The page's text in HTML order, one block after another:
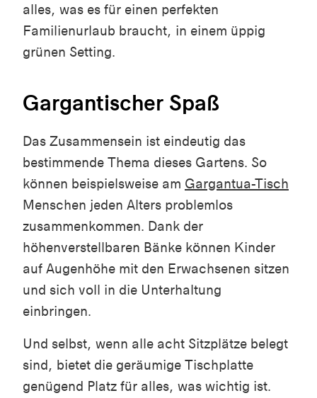
alles, was es für einen perfekten
Familienurlaub braucht, in einem üppig
grünen Setting.
Gargantischer Spaß
Das Zusammensein ist eindeutig das
bestimmende Thema dieses Gartens. So
können beispielsweise am Gargantua-Tisch
Menschen jeden Alters problemlos
zusammenkommen. Dank der
höhenverstellbaren Bänke können Kinder
auf Augenhöhe mit den Erwachsenen sitzen
und sich voll in die Unterhaltung
einbringen.
Und selbst, wenn alle acht Sitzplätze belegt
sind, bietet die geräumige Tischplatte
genügend Platz für alles, was wichtig ist.